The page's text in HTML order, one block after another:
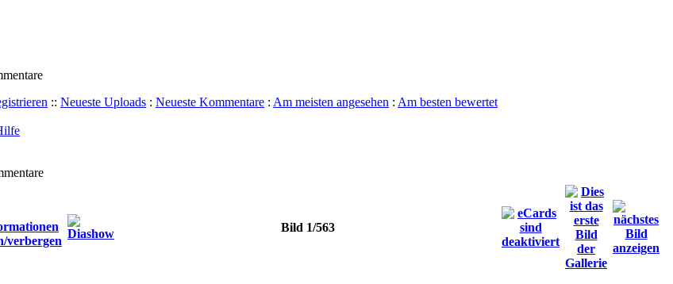
:: Neueste Uploads : Neueste Kommentare : Am meisten angesehen : Am besten bewertet
Bild 1/563